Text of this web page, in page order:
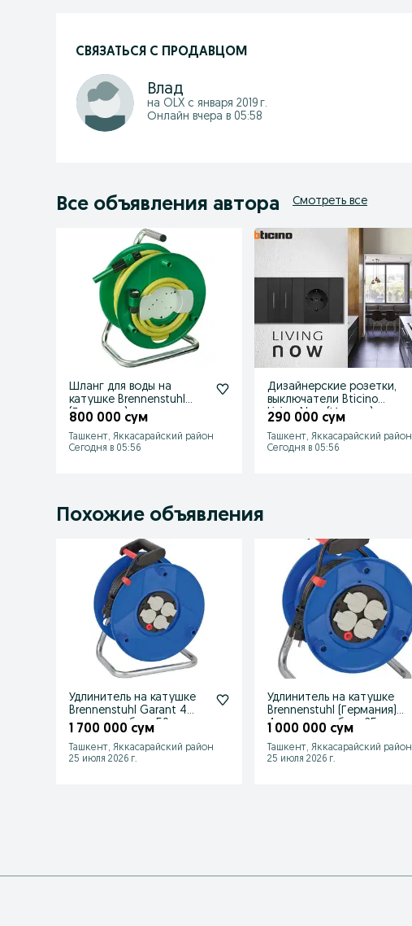
СВЯЗАТЬСЯ С ПРОДАВЦОМ
Влад
на OLX с января 2019 г.
Онлайн вчера в 05:58
Все объявления автора Смотреть все
Шланг для воды на
катушке Brennenstuhl
(Германия)
800 000 сум
Ташкент, Яккасарайский район
Сегодня в 05:56
Дизайнерские розетки,
выключатели Bticino
Living Now (Италия)
290 000 сум
Ташкент, Яккасарайский район
Сегодня в 05:56
Похожие объявления
Удлинитель на катушке
Brennenstuhl Garant 4
розетки кабель 50 м
1 700 000 сум
Ташкент, Яккасарайский район
25 июля 2026 г.
Удлинитель на катушке
Brennenstuhl (Германия)
4 розетки кабель 25 м
1 000 000 сум
Ташкент, Яккасарайский район
25 июля 2026 г.